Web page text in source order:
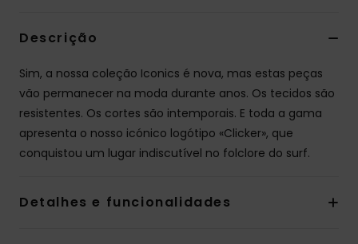
Descrição
Sim, a nossa coleção Iconics é nova, mas estas peças
vão permanecer na moda durante anos. Os tecidos são
resistentes. Os cortes são intemporais. E toda a gama
apresenta o nosso icónico logótipo «Clicker», que
conquistou um lugar indiscutível no folclore do surf.
Detalhes e funcionalidades